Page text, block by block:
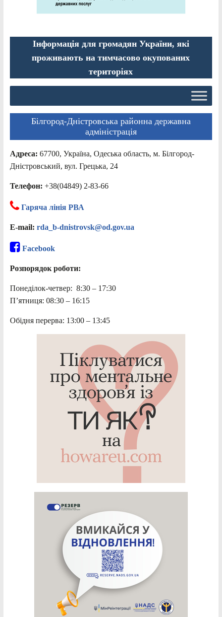
Інформація для громадян України, які
проживають на тимчасово окупованих
територіях
Білгород-Дністровська районна державна
адміністрація
Адреса: 67700, Україна, Одеська область, м. Білгород-
Дністровський, вул. Грецька, 24
Телефон: +38(04849) 2-83-66
Гаряча лінія РВА
E-mail: rda_b-dnistrovsk@od.gov.ua
Facebook
Розпорядок роботи:
Понеділок-четвер: 8:30 – 17:30
П’ятниця: 08:30 – 16:15
Обідня перерва: 13:00 – 13:45